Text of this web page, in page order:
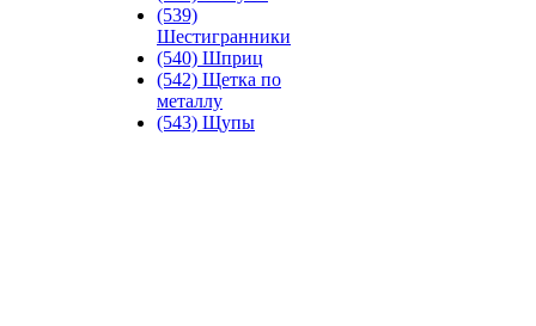
(539)
Шестигранники
(540) Шприц
(542) Щетка по
металлу
(543) Щупы